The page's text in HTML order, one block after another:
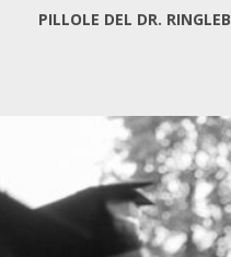
PILLOLE DEL DR. RINGLEB